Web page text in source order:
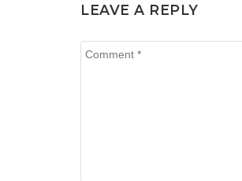
LEAVE A REPLY